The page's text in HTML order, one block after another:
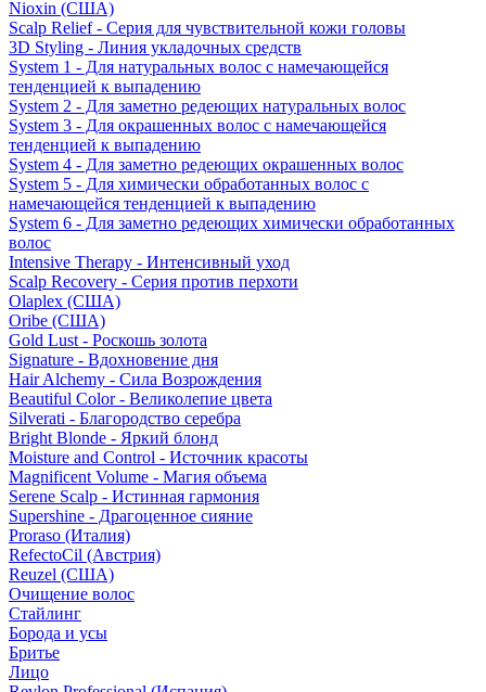
Nioxin (США)
Scalp Relief - Серия для чувствительной кожи головы
3D Styling - Линия укладочных средств
System 1 - Для натуральных волос с намечающейся
тенденцией к выпадению
System 2 - Для заметно редеющих натуральных волос
System 3 - Для окрашенных волос с намечающейся
тенденцией к выпадению
System 4 - Для заметно редеющих окрашенных волос
System 5 - Для химически обработанных волос с
намечающейся тенденцией к выпадению
System 6 - Для заметно редеющих химически обработанных
волос
Intensive Therapy - Интенсивный уход
Scalp Recovery - Серия против перхоти
Olaplex (США)
Oribe (США)
Gold Lust - Роскошь золота
Signature - Вдохновение дня
Hair Alchemy - Сила Возрождения
Beautiful Color - Великолепие цвета
Silverati - Благородство серебра
Bright Blonde - Яркий блонд
Moisture and Control - Источник красоты
Magnificent Volume - Магия объема
Serene Scalp - Истинная гармония
Supershine - Драгоценное сияние
Proraso (Италия)
RefectoCil (Австрия)
Reuzel (США)
Очищение волос
Стайлинг
Борода и усы
Бритье
Лицо